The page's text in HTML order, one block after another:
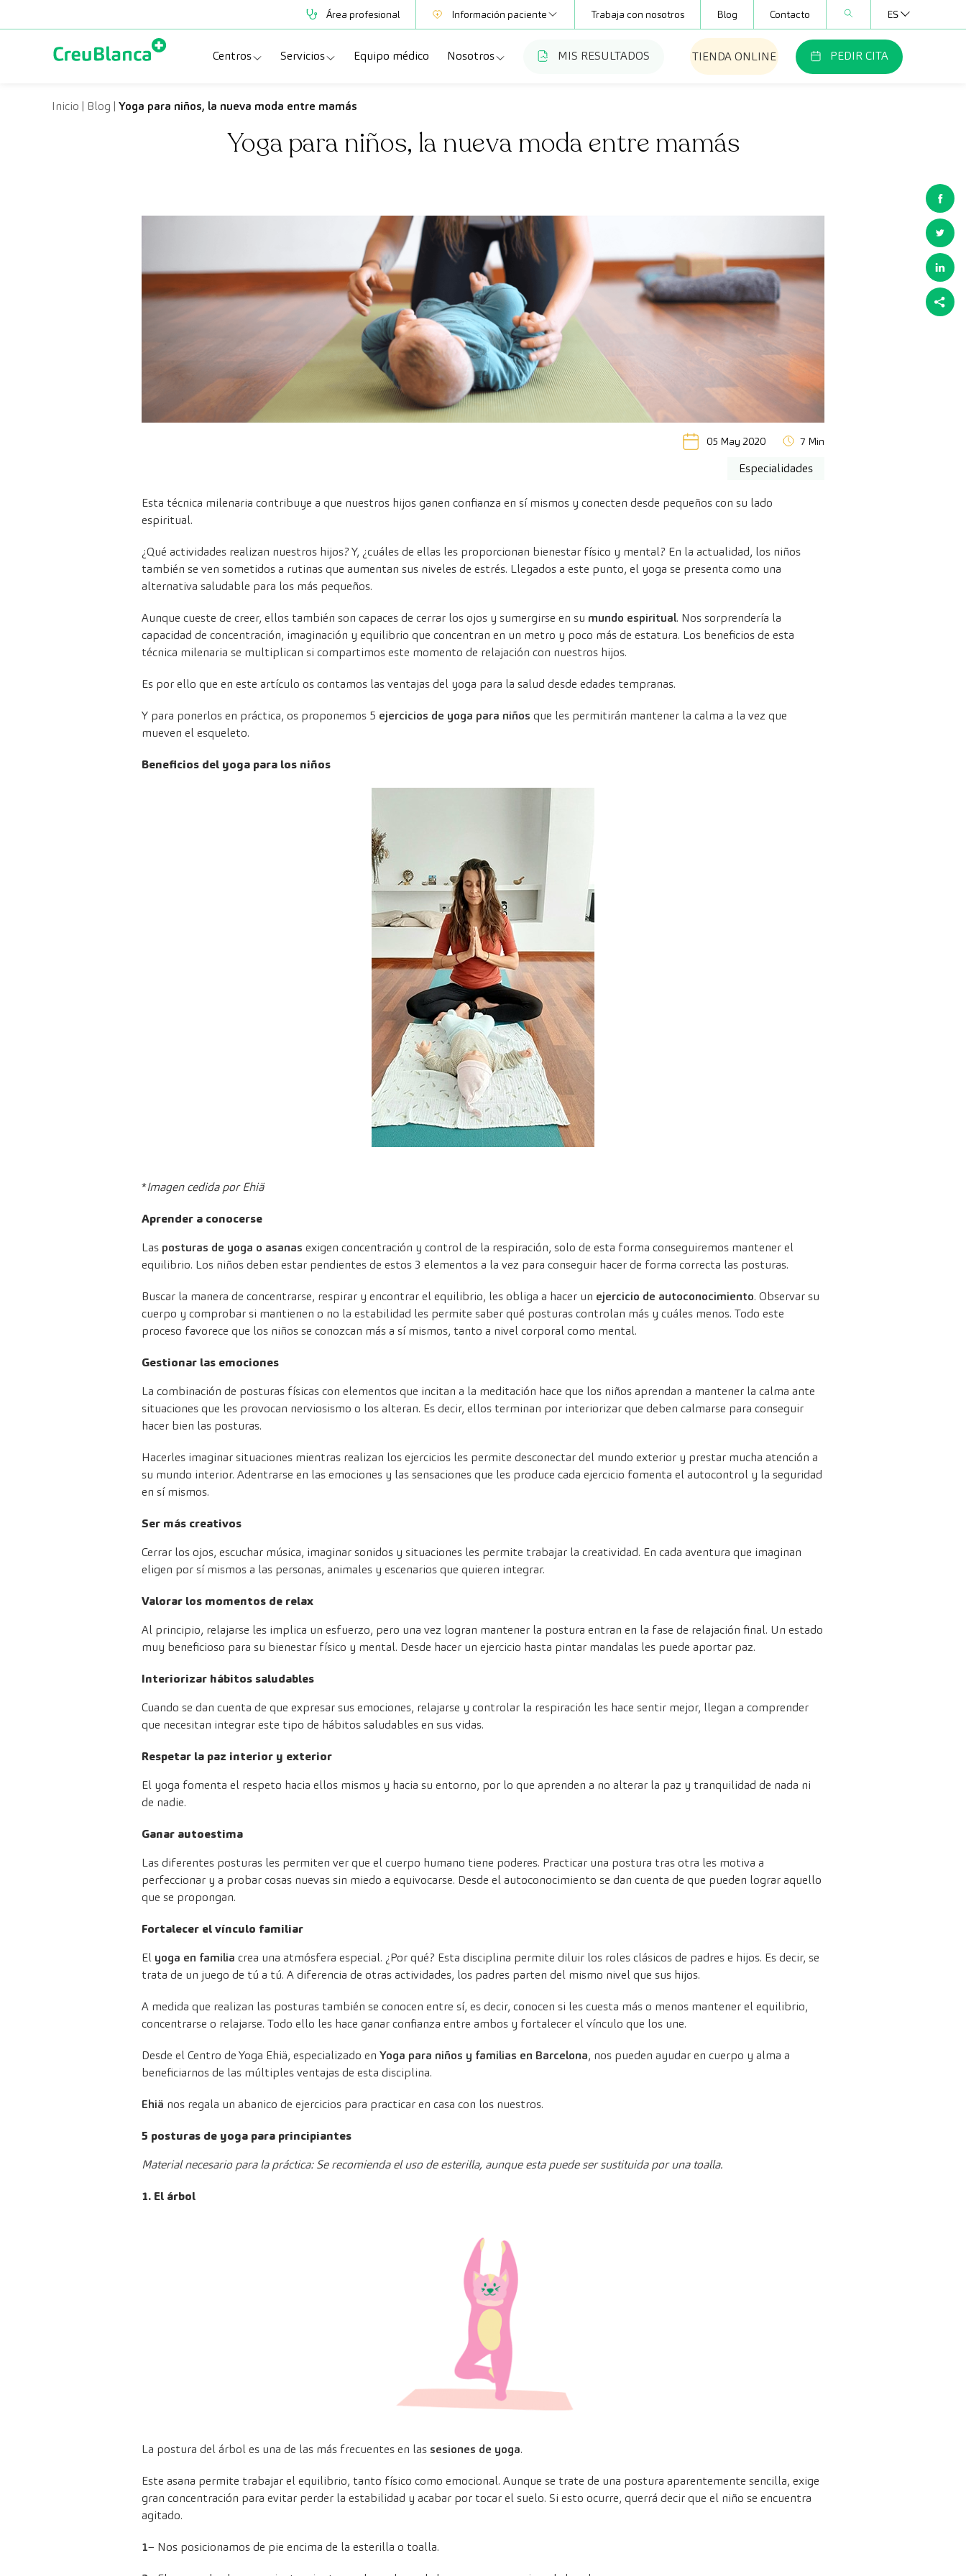
Área profesional Información paciente
Mutuas
Trabaja con nosotros Blog Contacto ES
Centros
Clínica CreuBlanca
CreuBlanca Tarradellas
Servicios
Especialidades
Pruebas diagnósticas
Equipo médico Nosotros
Trabaja con nosotros
Fundación Privada Imhotep
Preguntas frecuentes
MIS RESULTADOS TIENDA ONLINE PEDIR CITA
Inicio | Blog | Yoga para niños, la nueva moda entre mamás
Yoga para niños, la nueva moda entre mamás
05 May 2020 7 Min
Especialidades
Esta técnica milenaria contribuye a que nuestros hijos ganen confianza en sí mismos y conecten desde pequeños con su lado
espiritual.
¿Qué actividades realizan nuestros hijos? Y, ¿cuáles de ellas les proporcionan bienestar físico y mental? En la actualidad, los niños
también se ven sometidos a rutinas que aumentan sus niveles de estrés. Llegados a este punto, el yoga se presenta como una
alternativa saludable para los más pequeños.
Aunque cueste de creer, ellos también son capaces de cerrar los ojos y sumergirse en su mundo espiritual. Nos sorprendería la
capacidad de concentración, imaginación y equilibrio que concentran en un metro y poco más de estatura. Los beneficios de esta
técnica milenaria se multiplican si compartimos este momento de relajación con nuestros hijos.
Es por ello que en este artículo os contamos las ventajas del yoga para la salud desde edades tempranas.
Y para ponerlos en práctica, os proponemos 5 ejercicios de yoga para niños que les permitirán mantener la calma a la vez que
mueven el esqueleto.
Beneficios del yoga para los niños
*Imagen cedida por Ehiä
Aprender a conocerse
Las posturas de yoga o asanas exigen concentración y control de la respiración, solo de esta forma conseguiremos mantener el
equilibrio. Los niños deben estar pendientes de estos 3 elementos a la vez para conseguir hacer de forma correcta las posturas.
Buscar la manera de concentrarse, respirar y encontrar el equilibrio, les obliga a hacer un ejercicio de autoconocimiento. Observar su
cuerpo y comprobar si mantienen o no la estabilidad les permite saber qué posturas controlan más y cuáles menos. Todo este
proceso favorece que los niños se conozcan más a sí mismos, tanto a nivel corporal como mental.
Gestionar las emociones
La combinación de posturas físicas con elementos que incitan a la meditación hace que los niños aprendan a mantener la calma ante
situaciones que les provocan nerviosismo o los alteran. Es decir, ellos terminan por interiorizar que deben calmarse para conseguir
hacer bien las posturas.
Hacerles imaginar situaciones mientras realizan los ejercicios les permite desconectar del mundo exterior y prestar mucha atención a
su mundo interior. Adentrarse en las emociones y las sensaciones que les produce cada ejercicio fomenta el autocontrol y la seguridad
en sí mismos.
Ser más creativos
Cerrar los ojos, escuchar música, imaginar sonidos y situaciones les permite trabajar la creatividad. En cada aventura que imaginan
eligen por sí mismos a las personas, animales y escenarios que quieren integrar.
Valorar los momentos de relax
Al principio, relajarse les implica un esfuerzo, pero una vez logran mantener la postura entran en la fase de relajación final. Un estado
muy beneficioso para su bienestar físico y mental. Desde hacer un ejercicio hasta pintar mandalas les puede aportar paz.
Interiorizar hábitos saludables
Cuando se dan cuenta de que expresar sus emociones, relajarse y controlar la respiración les hace sentir mejor, llegan a comprender
que necesitan integrar este tipo de hábitos saludables en sus vidas.
Respetar la paz interior y exterior
El yoga fomenta el respeto hacia ellos mismos y hacia su entorno, por lo que aprenden a no alterar la paz y tranquilidad de nada ni
de nadie.
Ganar autoestima
Las diferentes posturas les permiten ver que el cuerpo humano tiene poderes. Practicar una postura tras otra les motiva a
perfeccionar y a probar cosas nuevas sin miedo a equivocarse. Desde el autoconocimiento se dan cuenta de que pueden lograr aquello
que se propongan.
Fortalecer el vínculo familiar
El yoga en familia crea una atmósfera especial. ¿Por qué? Esta disciplina permite diluir los roles clásicos de padres e hijos. Es decir, se
trata de un juego de tú a tú. A diferencia de otras actividades, los padres parten del mismo nivel que sus hijos.
A medida que realizan las posturas también se conocen entre sí, es decir, conocen si les cuesta más o menos mantener el equilibrio,
concentrarse o relajarse. Todo ello les hace ganar confianza entre ambos y fortalecer el vínculo que los une.
Desde elCentro de Yoga Ehiä, especializado en Yoga para niños y familias en Barcelona, nos pueden ayudar en cuerpo y alma a
beneficiarnos de las múltiples ventajas de esta disciplina.
Ehiä nos regala un abanico de ejercicios para practicar en casa con los nuestros.
5 posturas de yoga para principiantes
Material necesario para la práctica: Se recomienda el uso de esterilla, aunque esta puede ser sustituida por una toalla.
1. El árbol
La postura del árbol es una de las más frecuentes en las sesiones de yoga.
Este asana permite trabajar el equilibrio, tanto físico como emocional. Aunque se trate de una postura aparentemente sencilla, exige
gran concentración para evitar perder la estabilidad y acabar por tocar el suelo. Si esto ocurre, querrá decir que el niño se encuentra
agitado.
1– Nos posicionamos de pie encima de la esterilla o toalla.